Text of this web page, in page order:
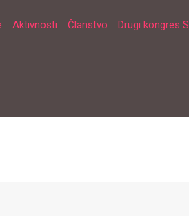
Aktivnosti Članstvo Drugi kongres